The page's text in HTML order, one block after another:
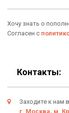
О нас
Отзывы о
Гарантия
Условия
Новинки
Подарки
Хочу знать о
Согласен с
Контакты:
Заходите к нам
г. Москва, м.